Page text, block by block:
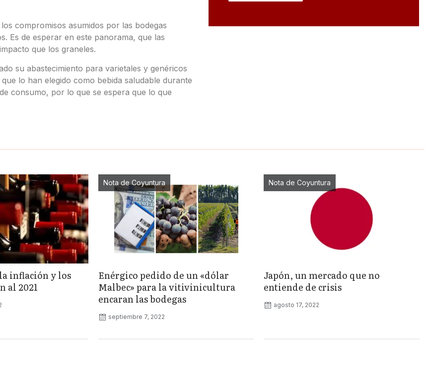
compromisos asumidos por las bodegas
Es de esperar en este panorama, que las
que los graneles.
su abastecimiento para varietales y genéricos
lo han elegido como bebida saludable durante
consumo, por lo que se espera que lo que
inflación y los
al 2021
Nota de Coyuntura
Enérgico pedido de un «dólar
Malbec» para la vitivinicultura
encaran las bodegas
septiembre 7, 2022
Nota de Coyuntura
Japón, un mercado que no
entiende de crisis
agosto 17, 2022